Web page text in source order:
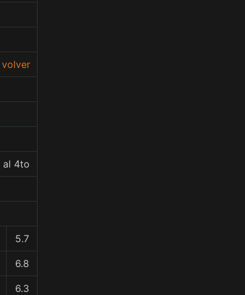
volver
al 4to
5.7
6.8
6.3